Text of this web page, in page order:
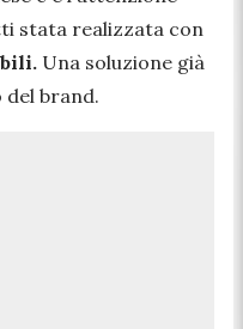
stata realizzata con
Una soluzione già
del brand.